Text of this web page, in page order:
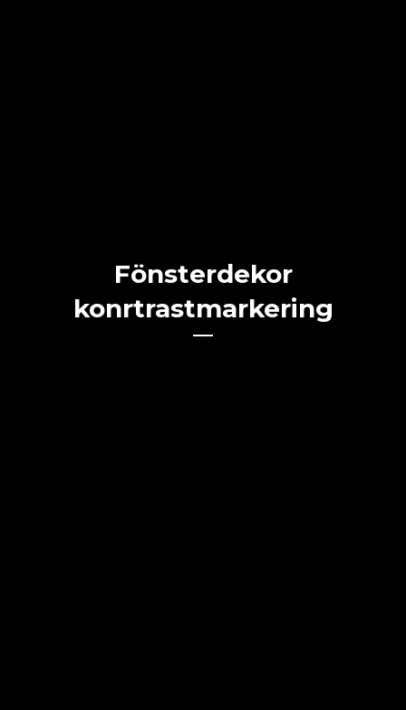
Fönsterdekor
konrtrastmarkering